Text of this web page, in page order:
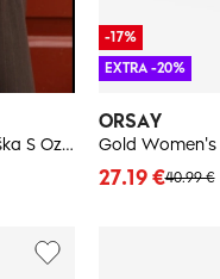
BIG STAR SHOES Malá Taška S Ozdobným Pásom Big Star
ORSAY
40.99 €
27.19 €
-17%
EXTRA -20%